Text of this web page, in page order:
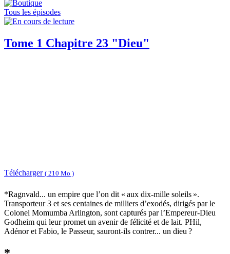
Tous les épisodes
Tome 1 Chapitre 23 "Dieu"
Télécharger ( 210 Mo )
*Ragnvald... un empire que l’on dit « aux dix-mille soleils ».
Transporteur 3 et ses centaines de milliers d’exodés, dirigés par le
Colonel Momumba Arlington, sont capturés par l’Empereur-Dieu
Godheim qui leur promet un avenir de félicité et de lait. PHil,
Adénor et Fabio, le Passeur, sauront-ils contrer... un dieu ?